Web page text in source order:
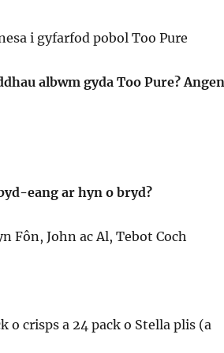
i gyfarfod pobol Too Pure
albwm gyda Too Pure? Angen
eang ar hyn o bryd?
Fôn, John ac Al, Tebot Coch
o crisps a 24 pack o Stella plis (a